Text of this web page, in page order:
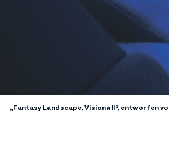
„Fantasy Landscape, Visiona II“, entworfen